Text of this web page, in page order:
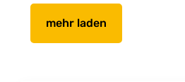
mehr laden